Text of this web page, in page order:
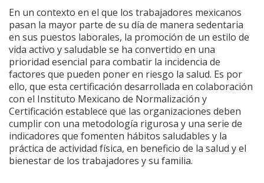
En un contexto en el que los trabajadores mexicanos
pasan la mayor parte de su día de manera sedentaria
en sus puestos laborales, la promoción de un estilo de
vida activo y saludable se ha convertido en una
prioridad esencial para combatir la incidencia de
factores que pueden poner en riesgo la salud. Es por
ello, que esta certificación desarrollada en colaboración
con el Instituto Mexicano de Normalización y
Certificación establece que las organizaciones deben
cumplir con una metodología rigurosa y una serie de
indicadores que fomenten hábitos saludables y la
práctica de actividad física, en beneficio de la salud y el
bienestar de los trabajadores y su familia.